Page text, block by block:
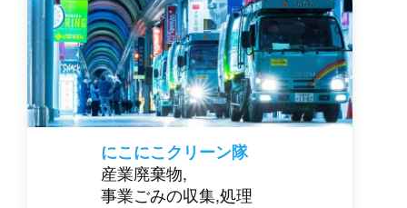
にこにこクリーン隊
産業廃棄物,
事業ごみの収集,処理